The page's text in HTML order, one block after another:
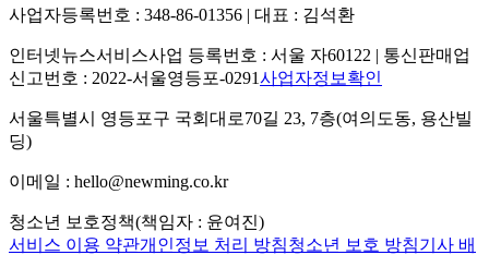
사업자등록번호 : 348-86-01356 | 대표 : 김석환
인터넷뉴스서비스사업 등록번호 : 서울 자60122 | 통신판매업
신고번호 : 2022-서울영등포-0291사업자정보확인
서울특별시 영등포구 국회대로70길 23, 7층(여의도동, 용산빌
딩)
이메일 : hello@newming.co.kr
청소년 보호정책(책임자 : 윤여진)
서비스 이용 약관개인정보 처리 방침청소년 보호 방침기사 배